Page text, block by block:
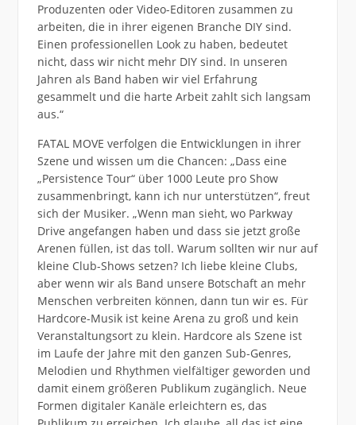
Produzenten oder Video-Editoren zusammen zu
arbeiten, die in ihrer eigenen Branche DIY sind.
Einen professionellen Look zu haben, bedeutet
nicht, dass wir nicht mehr DIY sind. In unseren
Jahren als Band haben wir viel Erfahrung
gesammelt und die harte Arbeit zahlt sich langsam
aus.“
FATAL MOVE verfolgen die Entwicklungen in ihrer
Szene und wissen um die Chancen: „Dass eine
„Persistence Tour“ über 1000 Leute pro Show
zusammenbringt, kann ich nur unterstützen“, freut
sich der Musiker. „Wenn man sieht, wo Parkway
Drive angefangen haben und dass sie jetzt große
Arenen füllen, ist das toll. Warum sollten wir nur auf
kleine Club-Shows setzen? Ich liebe kleine Clubs,
aber wenn wir als Band unsere Botschaft an mehr
Menschen verbreiten können, dann tun wir es. Für
Hardcore-Musik ist keine Arena zu groß und kein
Veranstaltungsort zu klein. Hardcore als Szene ist
im Laufe der Jahre mit den ganzen Sub-Genres,
Melodien und Rhythmen vielfältiger geworden und
damit einem größeren Publikum zugänglich. Neue
Formen digitaler Kanäle erleichtern es, das